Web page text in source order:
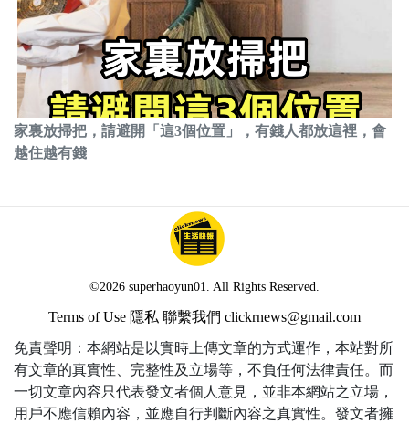
家裏放掃把，請避開「這3個位置」，有錢人都放這裡，會
越住越有錢
©2026 superhaoyun01. All Rights Reserved.
Terms of Use 隱私 聯繫我們 clickrnews@gmail.com
免責聲明：本網站是以實時上傳文章的方式運作，本站對所
有文章的真實性、完整性及立場等，不負任何法律責任。而
一切文章內容只代表發文者個人意見，並非本網站之立場，
用戶不應信賴內容，並應自行判斷內容之真實性。發文者擁